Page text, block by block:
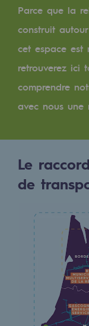
Notre
Une
Notre
Notre
Où nous
Les
Les
Notre
Gaz
Gaz
Parce que la
construit
cet espace est
retrouverez ici
comprendre
avec nous une
Le
de